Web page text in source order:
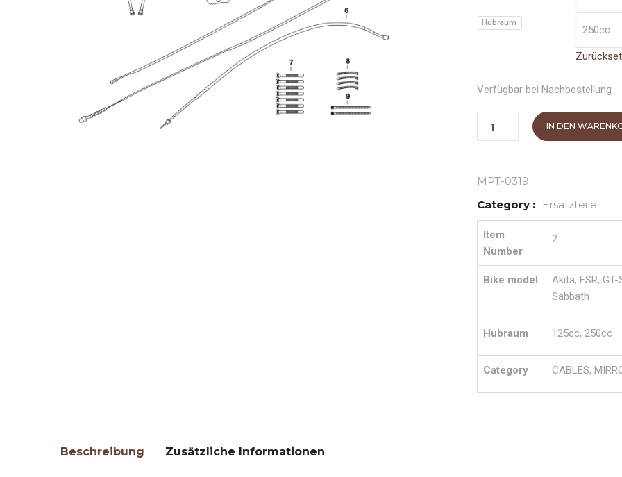
Hubraum
Verfügbar bei Nachbestellung
IN DEN
MPT-0319.
Category :
Ersatzteile
Item
Number
2
Bike model
Akita, FSR,
Sabbath
Hubraum 125cc, 250cc
Category CABLES,
Beschreibung Zusätzliche Informationen